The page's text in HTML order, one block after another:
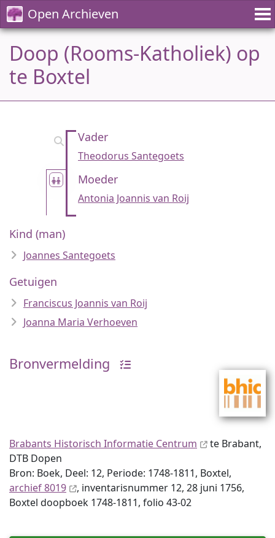
Open Archieven
Doop (Rooms-Katholiek) op
te Boxtel
Vader
Theodorus Santegoets
Moeder
Antonia Joannis van Roij
Kind (man)
Joannes Santegoets
Getuigen
Franciscus Joannis van Roij
Joanna Maria Verhoeven
Bronvermelding
Brabants Historisch Informatie Centrum
te Brabant,
DTB Dopen
Bron: Boek, Deel: 12, Periode: 1748-1811, Boxtel,
archief 8019
, inventaris­num­mer 12, 28 juni 1756,
Boxtel doopboek 1748-1811, folio 43-02